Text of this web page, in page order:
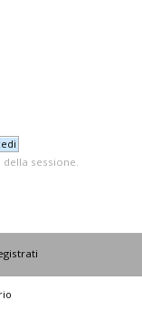
sessione.